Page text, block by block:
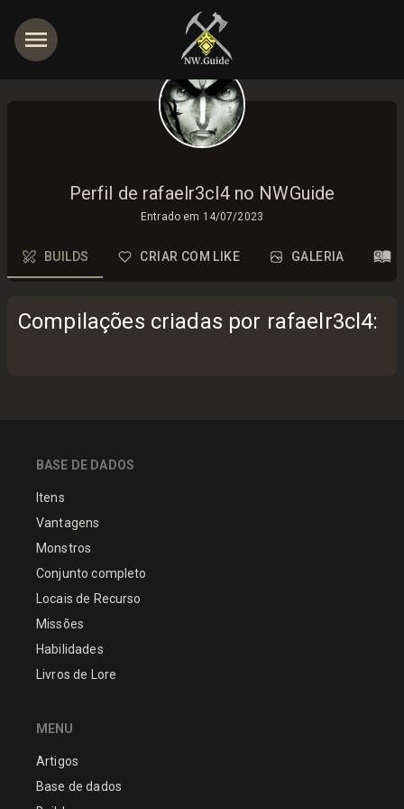
Perfil de rafaelr3cl4 no NWGuide
Entrado em 14/07/2023
BUILDS CRIAR COM LIKE GALERIA
Compilações criadas por rafaelr3cl4:
BASE DE DADOS
Itens
Vantagens
Monstros
Conjunto completo
Locais de Recurso
Missões
Habilidades
Livros de Lore
MENU
Artigos
Base de dados